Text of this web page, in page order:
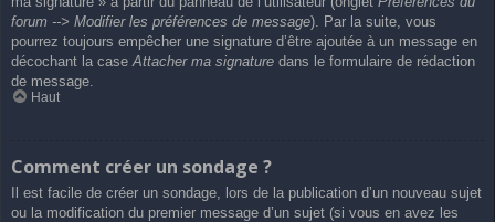
forum --> Modifier les préférences de message). Par la suite, vous
pourrez toujours empêcher une signature d’être ajoutée à un message en
décochant la caseAttacher ma signature dans le formulaire de rédaction
de message.
Haut
Comment créer un sondage ?
Il est facile de créer un sondage, lors de la publication d’un nouveau sujet
ou la modification du premier message d’un sujet (si vous en avez les